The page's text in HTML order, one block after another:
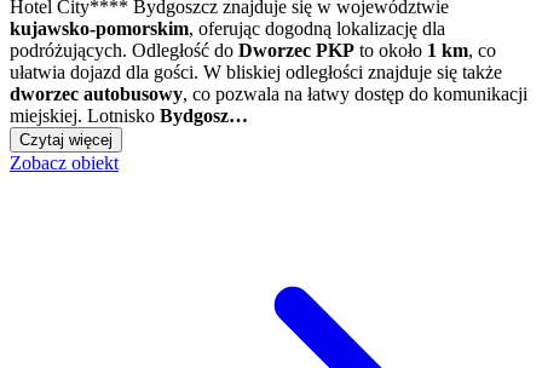
Hotel City**** Bydgoszcz znajduje się w województwie
kujawsko-pomorskim, oferując dogodną lokalizację dla
podróżujących. Odległość do Dworzec PKP to około 1 km, co
ułatwia dojazd dla gości. W bliskiej odległości znajduje się także
dworzec autobusowy, co pozwala na łatwy dostęp do komunikacji
miejskiej. Lotnisko Bydgosz…
Czytaj więcej
Zobacz obiekt